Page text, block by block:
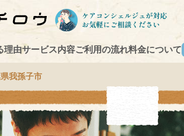
理由サービス内容ご利用の流れ料金について
我孫子市